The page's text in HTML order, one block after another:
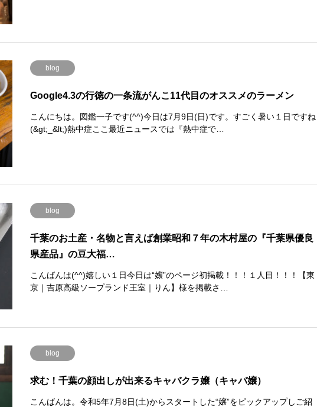
blog
Google4.3の行徳の一条流がんこ11代目のオススメのラーメン
こんにちは。図鑑一子です(^^)今日は7月9日(日)です。すごく暑い１日ですね
(&gt;_&lt;)熱中症ここ最近ニュースでは『熱中症で…
blog
千葉のお土産・名物と言えば創業昭和７年の木村屋の『千葉県優良
県産品』の豆大福…
こんばんは(^^)嬉しい１日今日は“嬢”のページ初掲載！！！１人目！！！【東
京｜吉原高級ソープランド王室｜りん】様を掲載さ…
blog
求む！千葉の顔出しが出来るキャバクラ嬢（キャバ嬢）
こんばんは。令和5年7月8日(土)からスタートした“嬢”をピックアップしご紹